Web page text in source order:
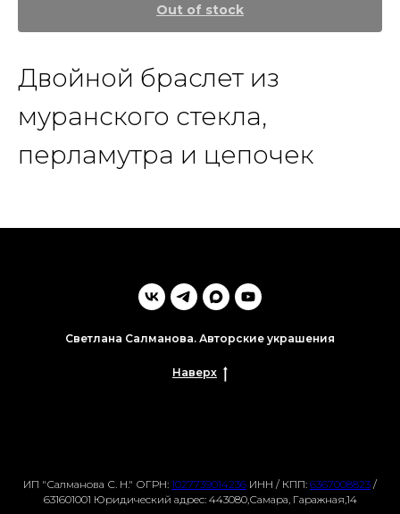
Out of stock
Двойной браслет из
муранского стекла,
перламутра и цепочек
Светлана Салманова. Авторские украшения
Наверх
ИП "Салманова С. Н." ОГРН: 1027739014236 ИНН / КПП: 6367008823 /
631601001 Юридический адрес: 443080,Самара, Гаражная,14